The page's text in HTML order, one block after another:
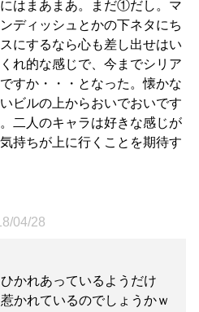
はまあまあ。まだ①だし。マ
ディッシュとかの下ネタにち
にするなら心も差し出せはい
れ的な感じで、今までシリア
すか・・・となった。懐かな
ビルの上からおいでおいです
二人のキャラは好きな感じが
持ちが上に行くことを期待す
04/28
かれあっているようだけ
かれているのでしょうかｗ